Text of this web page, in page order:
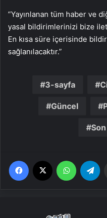
“Yayınlanan tüm haber ve
yasal bildirimlerinizi bize
En kısa süre içerisinde
sağlanılacaktır.”
3-sayfa
Güncel
Facebook WhatsApp